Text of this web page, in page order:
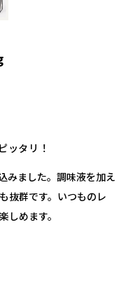
ッタリ！
みました。調味液を加え
抜群です。いつものレ
しめます。